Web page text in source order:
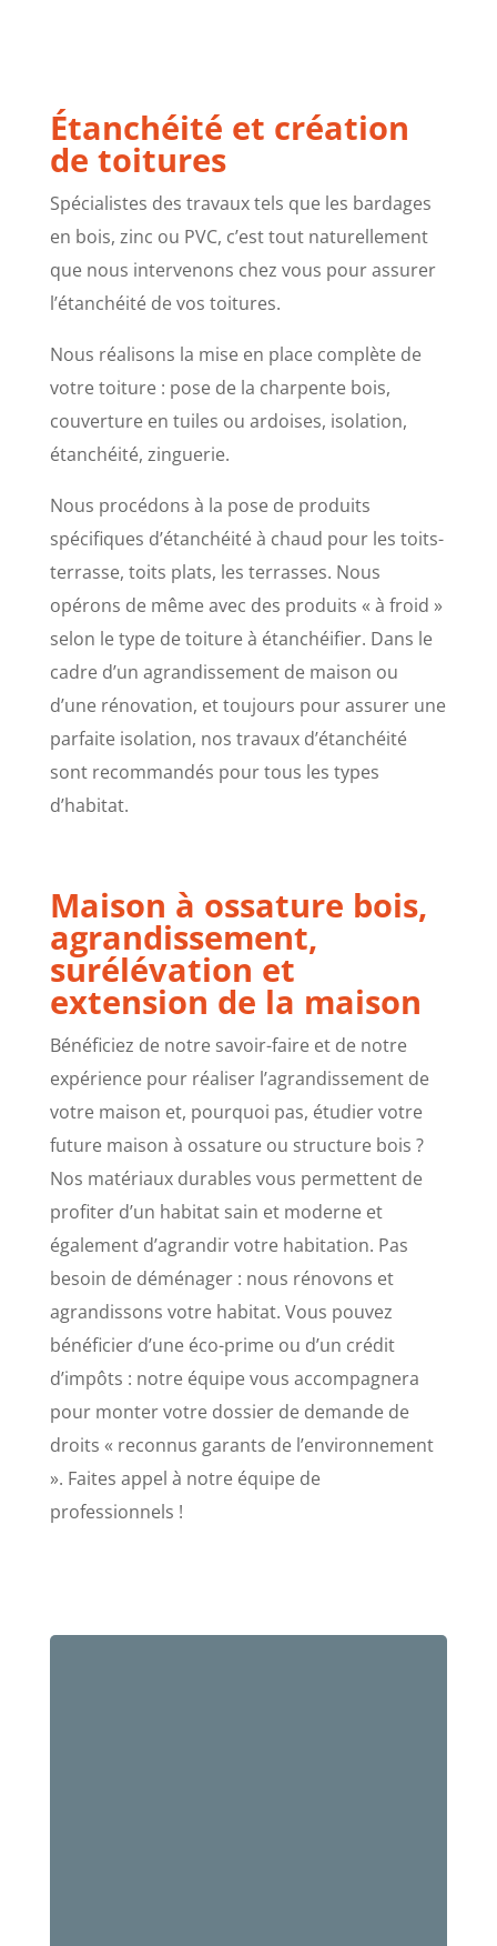
Étanchéité et création
de toitures
Spécialistes des travaux tels que les bardages
en bois, zinc ou PVC, c’est tout naturellement
que nous intervenons chez vous pour assurer
l’étanchéité de vos toitures.
Nous réalisons la mise en place complète de
votre toiture : pose de la charpente bois,
couverture en tuiles ou ardoises, isolation,
étanchéité, zinguerie.
Nous procédons à la pose de produits
spécifiques d’étanchéité à chaud pour les toits-
terrasse, toits plats, les terrasses. Nous
opérons de même avec des produits « à froid »
selon le type de toiture à étanchéifier. Dans le
cadre d’un agrandissement de maison ou
d’une rénovation, et toujours pour assurer une
parfaite isolation, nos travaux d’étanchéité
sont recommandés pour tous les types
d’habitat.
Maison à ossature bois,
agrandissement,
surélévation et
extension de la maison
Bénéficiez de notre savoir-faire et de notre
expérience pour réaliser l’agrandissement de
votre maison et, pourquoi pas, étudier votre
future maison à ossature ou structure bois ?
Nos matériaux durables vous permettent de
profiter d’un habitat sain et moderne et
également d’agrandir votre habitation. Pas
besoin de déménager : nous rénovons et
agrandissons votre habitat. Vous pouvez
bénéficier d’une éco-prime ou d’un crédit
d’impôts : notre équipe vous accompagnera
pour monter votre dossier de demande de
droits « reconnus garants de l’environnement
». Faites appel à notre équipe de
professionnels !